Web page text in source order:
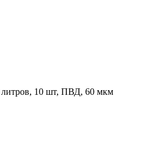
10 шт, ПВД, 60 мкм